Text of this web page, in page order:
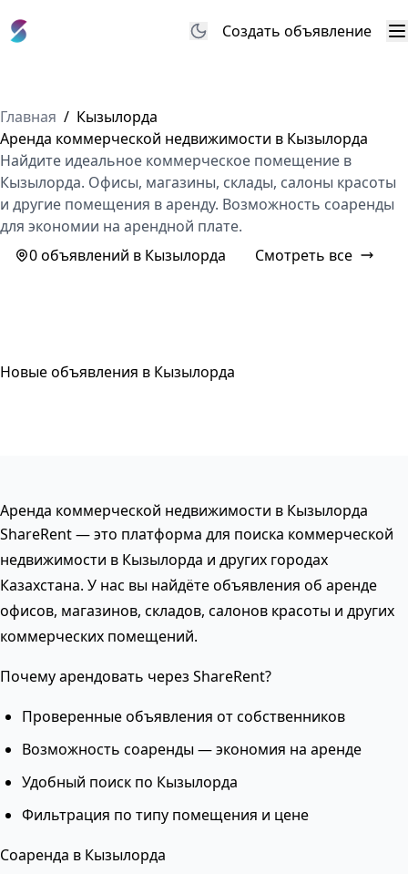
Создать объявление
Главная / Кызылорда
Аренда коммерческой недвижимости в Кызылорда
Найдите идеальное коммерческое помещение в
Кызылорда. Офисы, магазины, склады, салоны красоты
и другие помещения в аренду. Возможность соаренды
для экономии на арендной плате.
0 объявлений в Кызылорда
Смотреть все
Новые объявления в Кызылорда
Аренда коммерческой недвижимости в Кызылорда
ShareRent — это платформа для поиска коммерческой
недвижимости в Кызылорда и других городах
Казахстана. У нас вы найдёте объявления об аренде
офисов, магазинов, складов, салонов красоты и других
коммерческих помещений.
Почему арендовать через ShareRent?
Проверенные объявления от собственников
Возможность соаренды — экономия на аренде
Удобный поиск по Кызылорда
Фильтрация по типу помещения и цене
Соаренда в Кызылорда